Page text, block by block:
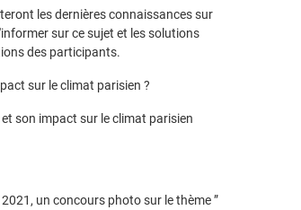
les dernières connaissances sur
sur ce sujet et les solutions
des participants.
sur le climat parisien ?
son impact sur le climat parisien
un concours photo sur le thème ”